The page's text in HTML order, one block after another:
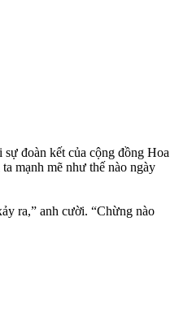
đoàn kết của cộng đồng Hoa
mạnh mẽ như thế nào ngày
ra,” anh cười. “Chừng nào